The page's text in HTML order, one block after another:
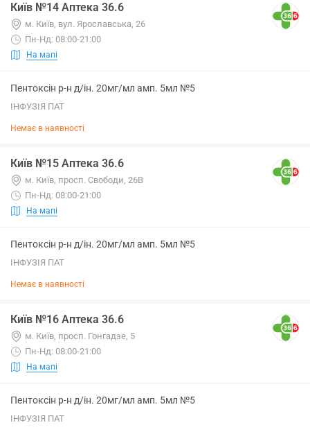
Київ №14 Аптека 36.6
м. Київ, вул. Ярославська, 26
Пн-Нд: 08:00-21:00
На мапі
Пентоксін р-н д/ін. 20мг/мл амп. 5мл №5
ІНФУЗІЯ ПАТ
Немає в наявності
Київ №15 Аптека 36.6
м. Київ, просп. Свободи, 26В
Пн-Нд: 08:00-21:00
На мапі
Пентоксін р-н д/ін. 20мг/мл амп. 5мл №5
ІНФУЗІЯ ПАТ
Немає в наявності
Київ №16 Аптека 36.6
м. Київ, просп. Гонгадзе, 5
Пн-Нд: 08:00-21:00
На мапі
Пентоксін р-н д/ін. 20мг/мл амп. 5мл №5
ІНФУЗІЯ ПАТ